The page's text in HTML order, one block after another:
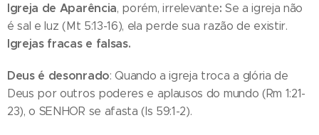
Igreja de Aparência, porém, irrelevante: Se a igreja não
é sal e luz (Mt 5:13-16), ela perde sua razão de existir.
Igrejas fracas e falsas.
Deus é desonrado: Quando a igreja troca a glória de
Deus por outros poderes e aplausos do mundo (Rm 1:21-
23), o SENHOR se afasta (Is 59:1-2).